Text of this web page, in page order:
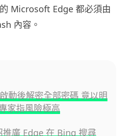
Microsoft Edge 都必須由
內容。
動後解密全部密碼 竟以明
家指風險極高
廣 Edge 在 Bing 搜尋